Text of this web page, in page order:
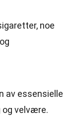
noe
av essensielle
og velvære.